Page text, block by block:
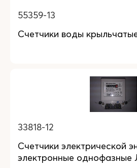
55359-13
Счетчики воды
33818-12
Счетчики электрической
электронные однофазные